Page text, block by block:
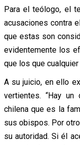
Para el teólogo, el
acusaciones contra
que estas son
evidentemente los
que los que
A su juicio, en ello
vertientes. “Hay
chilena que es la
sus obispos. Por
su autoridad. Si él